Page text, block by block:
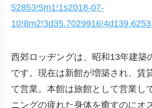
52853!5m1!1s2018-07-
西郊ロッヂングは、昭和13年建築
です。現在は新館が増築され、賃
て営業。本館は旅館として営業し
ニングの疲れた身体を癒すのにオ